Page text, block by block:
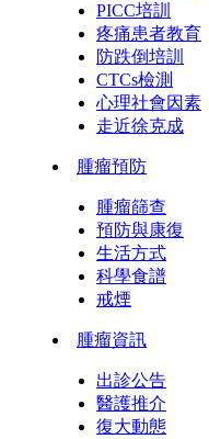
PICC培訓
疼痛患者教育
防跌倒培訓
CTCs檢測
心理社會因素
走近徐克成
腫瘤預防
腫瘤篩查
預防與康復
生活方式
科學食譜
戒煙
腫瘤資訊
出診公告
醫護推介
復大動態